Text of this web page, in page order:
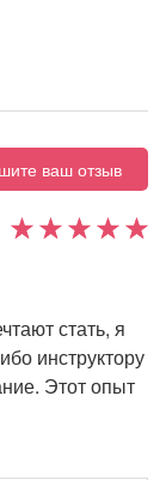
ваш отзыв
стать, я
инструктору
Этот опыт